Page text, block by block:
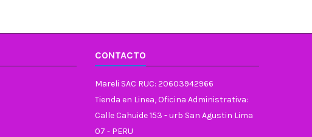
CONTACTO
Mareli SAC RUC: 20603942966
Tienda en Linea, Oficina Administrativa:
Calle Cahuide 153 - urb San Agustin Lima
07 - PERU